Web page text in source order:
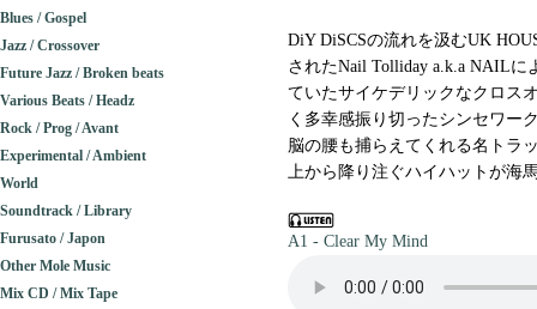
DiY DiSCSの流れを汲むUK
されたNail Tolliday a.k.a NAILに
ていたサイケデリックなクロス
く多幸感振り切ったシンセワー
脳の腰も捕らえてくれる名トラ
上から降り注ぐハイハットが海
A1 - Clear My Mind
Blues / Gospel
Jazz / Crossover
Future Jazz / Broken beats
Various Beats / Headz
Rock / Prog / Avant
Experimental / Ambient
World
Soundtrack / Library
Furusato / Japon
Other Mole Music
Mix CD / Mix Tape